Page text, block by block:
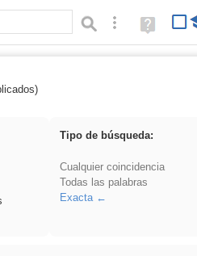
Búsqueda avanzada
Ayuda
(en
Tipo de búsqueda:
Cualquier coincidencia
Todas las palabras
Exacta